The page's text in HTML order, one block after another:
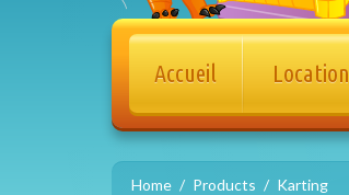
Accueil Location
Home Products Karting